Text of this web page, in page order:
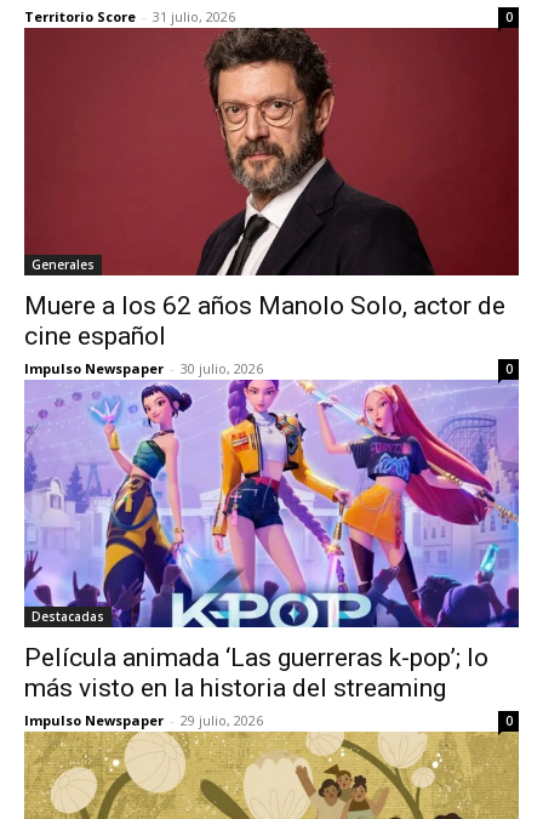
Territorio Score - 31 julio, 2026 0
Generales
Muere a los 62 años Manolo Solo, actor de
cine español
Impulso Newspaper - 30 julio, 2026 0
Destacadas
Película animada ‘Las guerreras k-pop’; lo
más visto en la historia del streaming
Impulso Newspaper - 29 julio, 2026 0